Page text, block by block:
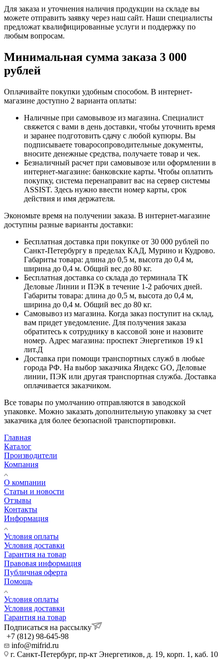
Для заказа и уточнения наличия продукции на складе вы
можете отправить заявку через наш сайт. Наши специалисты
предложат квалифицированные услуги и поддержку по
любым вопросам.
Минимальная сумма заказа 3 000
рублей
Оплачивайте покупки удобным способом. В интернет-
магазине доступно 2 варианта оплаты:
Наличные при самовывозе из магазина. Специалист
свяжется с вами в день доставки, чтобы уточнить время
и заранее подготовить сдачу с любой купюры. Вы
подписываете товаросопроводительные документы,
вносите денежные средства, получаете товар и чек.
Безналичный расчет при самовывозе или оформлении в
интернет-магазине: банковские карты. Чтобы оплатить
покупку, система перенаправит вас на сервер системы
ASSIST. Здесь нужно ввести номер карты, срок
действия и имя держателя.
Экономьте время на получении заказа. В интернет-магазине
доступны разные варианты доставки:
Бесплатная доставка при покупке от 30 000 рублей по
Санкт-Петербургу в пределах КАД, Мурино и Кудрово.
Габариты товара: длина до 0,5 м, высота до 0,4 м,
ширина до 0,4 м. Общий вес до 80 кг.
Бесплатная доставка со склада до терминала ТК
Деловые Линии и ПЭК в течение 1-2 рабочих дней.
Габариты товара: длина до 0,5 м, высота до 0,4 м,
ширина до 0,4 м. Общий вес до 80 кг.
Самовывоз из магазина. Когда заказ поступит на склад,
вам придет уведомление. Для получения заказа
обратитесь к сотруднику в кассовой зоне и назовите
номер. Адрес магазина: проспект Энергетиков 19 к1
лит.Д
Доставка при помощи транспортных служб в любые
города РФ. На выбор заказчика Яндекс GO, Деловые
линии, ПЭК или другая транспортная служба. Доставка
оплачивается заказчиком.
Все товары по умолчанию отправляются в заводской
упаковке. Можно заказать дополнительную упаковку за счет
заказчика для более безопасной транспортировки.
Главная
Каталог
Производители
Компания
О компании
Статьи и новости
Отзывы
Контакты
Информация
Условия оплаты
Условия доставки
Гарантия на товар
Правовая информация
Публичная оферта
Помощь
Условия оплаты
Условия доставки
Гарантия на товар
Подписаться на рассылку
+7 (812) 98-645-98
info@mifrid.ru
г. Санкт-Петербург, пр-кт Энергетиков, д. 19, корп. 1, каб. 10